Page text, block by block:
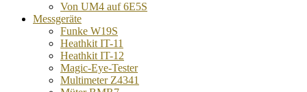
Von UM4 auf 6E5S
Messgeräte
Funke W19S
Heathkit IT-11
Heathkit IT-12
Magic-Eye-Tester
Multimeter Z4341